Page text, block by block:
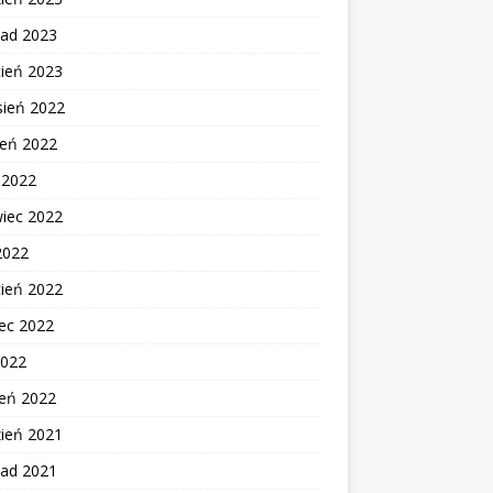
2023
2023
2022
2022
2022
2022
2022
2022
2021
2021